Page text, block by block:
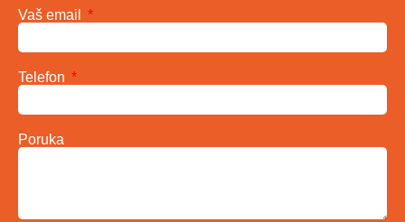
Vaš email
Telefon
Poruka